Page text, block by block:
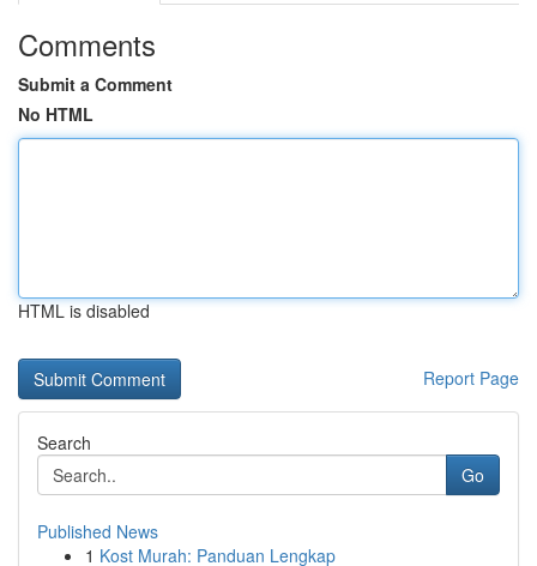
Comments
Submit a Comment
No HTML
HTML is disabled
Report Page
Search
Go
Published News
1 Kost Murah: Panduan Lengkap